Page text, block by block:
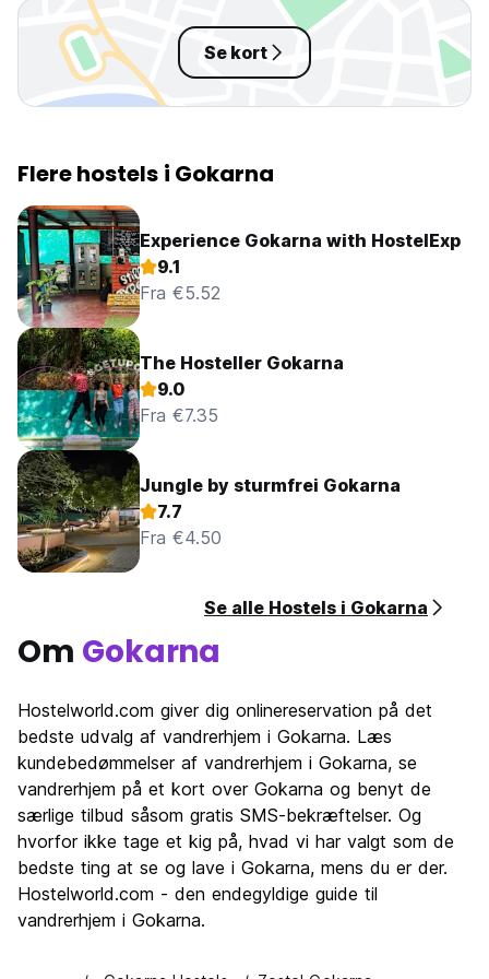
Se kort
Flere hostels i Gokarna
Experience Gokarna with HostelExp
9.1
Fra €5.52
The Hosteller Gokarna
9.0
Fra €7.35
Jungle by sturmfrei Gokarna
7.7
Fra €4.50
Se alle Hostels i Gokarna
Om Gokarna
Hostelworld.com giver dig onlinereservation på det
bedste udvalg af vandrerhjem i Gokarna. Læs
kundebedømmelser af vandrerhjem i Gokarna, se
vandrerhjem på et kort over Gokarna og benyt de
særlige tilbud såsom gratis SMS-bekræftelser. Og
hvorfor ikke tage et kig på, hvad vi har valgt som de
bedste ting at se og lave i Gokarna, mens du er der.
Hostelworld.com - den endegyldige guide til
vandrerhjem i Gokarna.